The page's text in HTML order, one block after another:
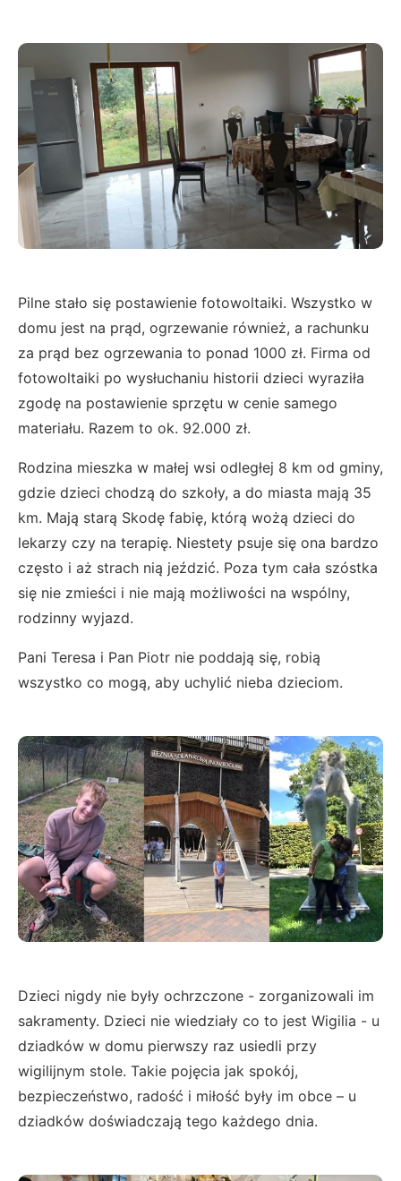
Pilne stało się postawienie fotowoltaiki. Wszystko w
domu jest na prąd, ogrzewanie również, a rachunku
za prąd bez ogrzewania to ponad 1000 zł. Firma od
fotowoltaiki po wysłuchaniu historii dzieci wyraziła
zgodę na postawienie sprzętu w cenie samego
materiału. Razem to ok. 92.000 zł.
Rodzina mieszka w małej wsi odległej 8 km od gminy,
gdzie dzieci chodzą do szkoły, a do miasta mają 35
km. Mają starą Skodę fabię, którą wożą dzieci do
lekarzy czy na terapię. Niestety psuje się ona bardzo
często i aż strach nią jeździć. Poza tym cała szóstka
się nie zmieści i nie mają możliwości na wspólny,
rodzinny wyjazd.
Pani Teresa i Pan Piotr nie poddają się, robią
wszystko co mogą, aby uchylić nieba dzieciom.
Dzieci nigdy nie były ochrzczone - zorganizowali im
sakramenty. Dzieci nie wiedziały co to jest Wigilia - u
dziadków w domu pierwszy raz usiedli przy
wigilijnym stole. Takie pojęcia jak spokój,
bezpieczeństwo, radość i miłość były im obce – u
dziadków doświadczają tego każdego dnia.